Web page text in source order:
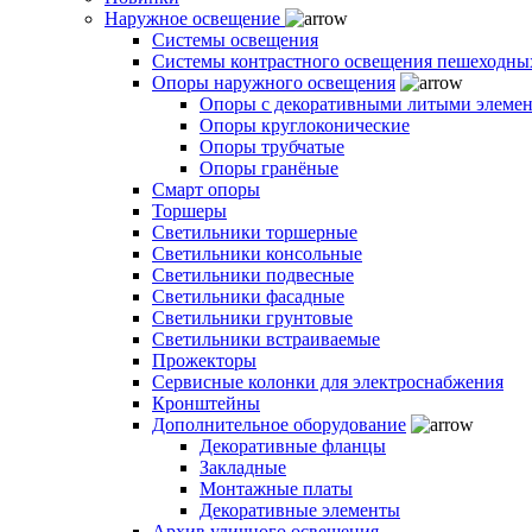
Наружное освещение
Системы освещения
Системы контрастного освещения
Опоры наружного освещения
Опоры с декоративными литыми
Опоры круглоконические
Опоры трубчатые
Опоры гранёные
Смарт опоры
Торшеры
Светильники торшерные
Светильники консольные
Светильники подвесные
Светильники фасадные
Светильники грунтовые
Светильники встраиваемые
Прожекторы
Сервисные колонки для электроснабжения
Кронштейны
Дополнительное оборудование
Декоративные фланцы
Закладные
Монтажные платы
Декоративные элементы